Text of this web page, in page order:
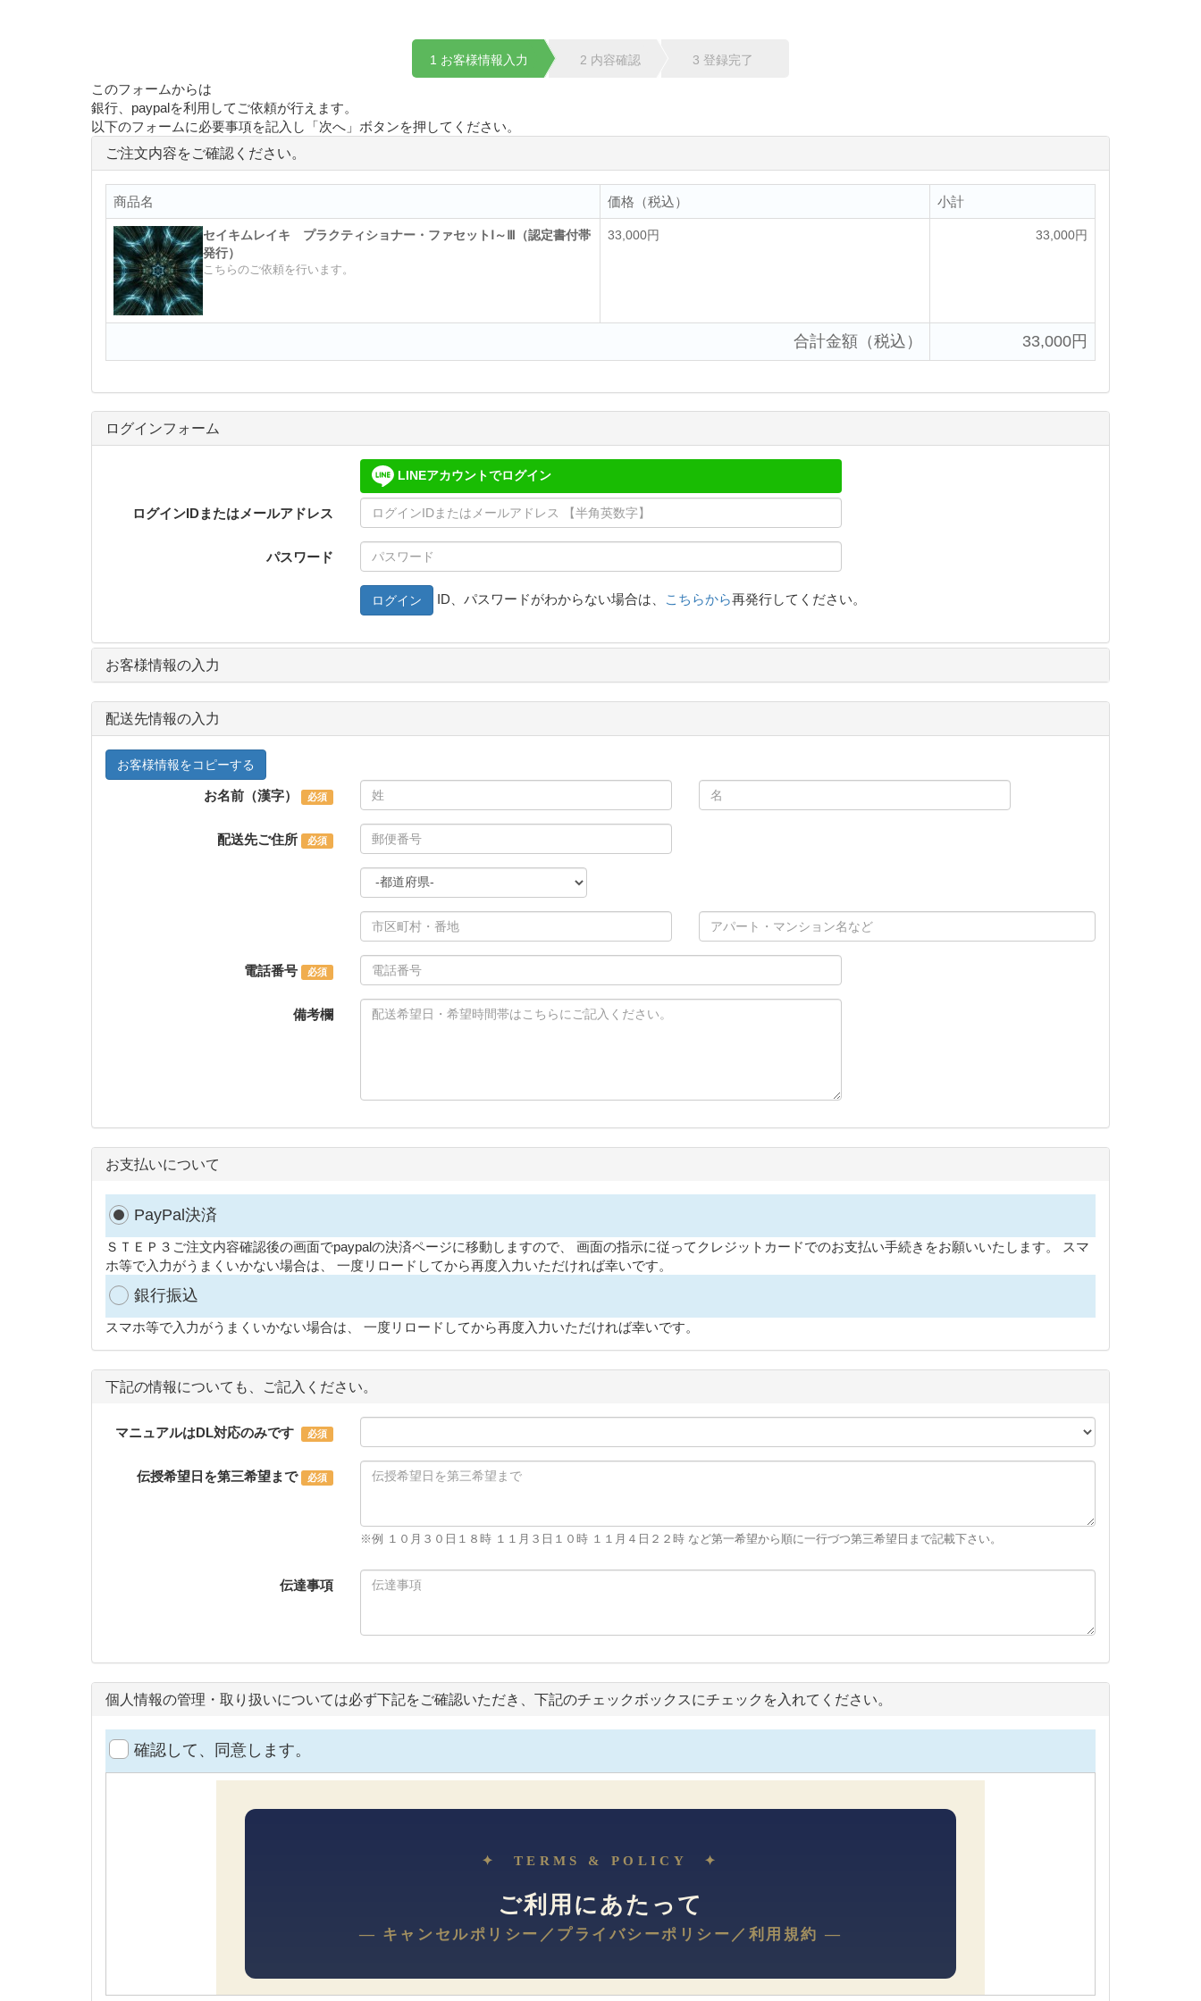
1 お客様情報入力 2 内容確認 3 登録完了
このフォームからは
銀行、paypalを利用してご依頼が行えます。
以下のフォームに必要事項を記入し「次へ」ボタンを押してください。
ご注文内容をご確認ください。
商品名 価格（税込） 小計
セイキムレイキ プラクティショナー・ファセットⅠ～Ⅲ（認定書付帯
発行）
こちらのご依頼を行います。
33,000円 33,000円
合計金額（税込） 33,000円
ログインフォーム
LINEアカウントでログイン
ログインIDまたはメールアドレス
パスワード
ログイン ID、パスワードがわからない場合は、 こちらから再発行してください。
お客様情報の入力
配送先情報の入力
お客様情報をコピーする
お名前（漢字）
配送先ご住所
電話番号
備考欄
お支払いについて
PayPal決済
ＳＴＥＰ３ご注文内容確認後の画面でpaypalの決済ページに移動しますので、 画面の指示に従ってクレジットカードでのお支払い手続きをお願いいたします。 スマ
ホ等で入力がうまくいかない場合は、 一度リロードしてから再度入力いただければ幸いです。
銀行振込
スマホ等で入力がうまくいかない場合は、 一度リロードしてから再度入力いただければ幸いです。
下記の情報についても、ご記入ください。
マニュアルはDL対応のみです
伝授希望日を第三希望まで
※例 １０月３０日１８時 １１月３日１０時 １１月４日２２時 など第一希望から順に一行づつ第三希望日まで記載下さい。
伝達事項
個人情報の管理・取り扱いについては必ず下記をご確認いただき、下記のチェックボックスにチェックを入れてください。
確認して、同意します。
✦ TERMS & POLICY ✦
ご利用にあたって
— キャンセルポリシー／プライバシーポリシー／利用規約 —